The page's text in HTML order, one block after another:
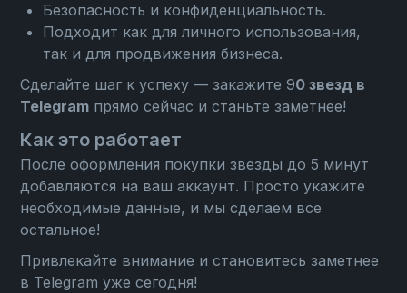
Безопасность и конфиденциальность.
Подходит как для личного использования,
так и для продвижения бизнеса.
Сделайте шаг к успеху — закажите 90 звезд в
Telegram прямо сейчас и станьте заметнее!
Как это работает
После оформления покупки звезды до 5 минут
добавляются на ваш аккаунт. Просто укажите
необходимые данные, и мы сделаем все
остальное!
Привлекайте внимание и становитесь заметнее
в Telegram уже сегодня!